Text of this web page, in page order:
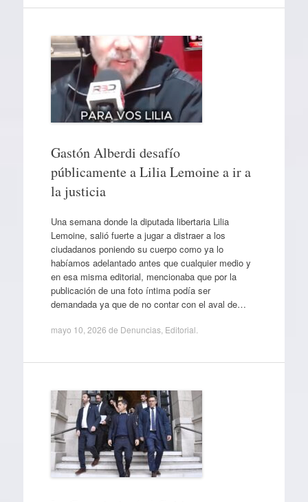
Gastón Alberdi desafío
públicamente a Lilia Lemoine a ir a
la justicia
Una semana donde la diputada libertaria Lilia
Lemoine, salió fuerte a jugar a distraer a los
ciudadanos poniendo su cuerpo como ya lo
habíamos adelantado antes que cualquier medio y
en esa misma editorial, mencionaba que por la
publicación de una foto íntima podía ser
demandada ya que de no contar con el aval de…
mayo 10, 2026 de Denuncias, Editorial